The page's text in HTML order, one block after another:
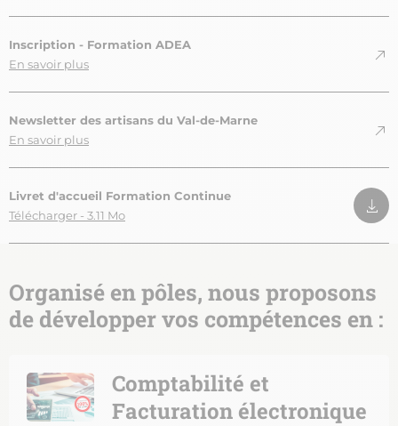
Inscription - Formation ADEA
En savoir plus
Newsletter des artisans du Val-de-Marne
En savoir plus
Livret d'accueil Formation Continue
Télécharger - 3.11 Mo
Organisé en pôles, nous proposons
de développer vos compétences en :
Comptabilité et
Facturation électronique